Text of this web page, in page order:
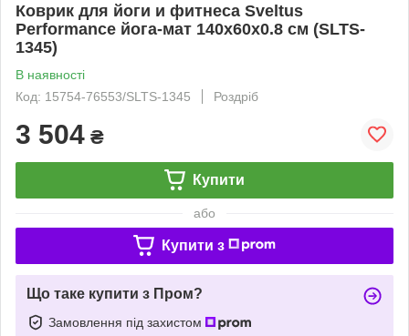
Коврик для йоги и фитнеса Sveltus
Performance йога-мат 140х60х0.8 см (SLTS-
1345)
В наявності
Код: 15754-76553/SLTS-1345
Роздріб
3 504 ₴
Купити
або
Купити з
Що таке купити з Пром?
Замовлення під захистом